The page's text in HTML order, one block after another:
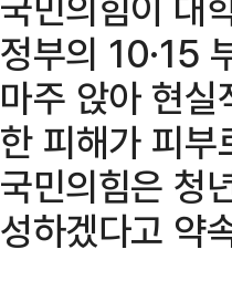
정부의 10·15
마주 앉아 현
한 피해가 피
국민의힘은 청
성하겠다고 약